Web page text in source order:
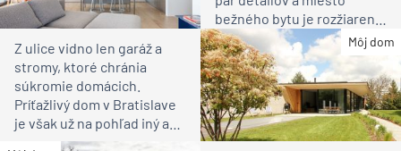
bežného bytu je rozžiarené
bývanie pre rodinu
Môj dom
Z ulice vidno len garáž a
stromy, ktoré chránia
súkromie domácich.
Príťažlivý dom v Bratislave
je však už na pohľad iný ako
susedia